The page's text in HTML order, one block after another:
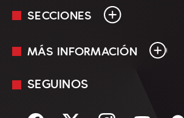
SECCIONES
En Vivo
MÁS INFORMACIÓN
Mediakit
Términos y condiciones
SEGUINOS